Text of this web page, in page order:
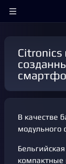
Citronics предлагает компьютеры,
В качестве
модульного
компактные